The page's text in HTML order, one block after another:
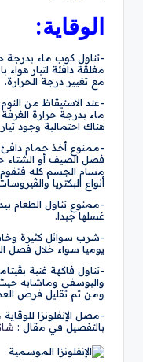
الوقاية:
-تناول كوب ماء بدرجة
مغلقة دافئة لتيار
مع تغيير درجة الحرارة.
-عند الاستيقاظ من
ماء بدرجة حرارة
هناك احتمالية وجود
-ممنوع أخذ حمام دافئ
فصل الصيف أو الشتاء
مسام الجسم كله
أنواع البكتريا
-ممنوع تناول الطعام
غسلها جيدا.
يوميا سواء خلال فصل
-تناول فاكهة غنية
واليوسفى وماشابه حيث
ومن ثم تقليل فرص
-مصل الإنفلونزا
بالتفصيل في مقال :